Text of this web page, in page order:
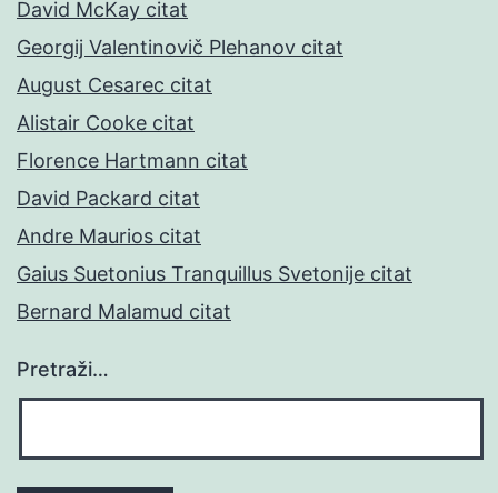
David McKay citat
Georgij Valentinovič Plehanov citat
August Cesarec citat
Alistair Cooke citat
Florence Hartmann citat
David Packard citat
Andre Maurios citat
Gaius Suetonius Tranquillus Svetonije citat
Bernard Malamud citat
Pretraži…